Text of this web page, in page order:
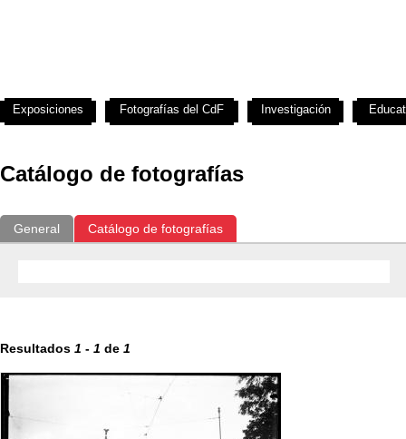
Catálogo de fotografías
General Catálogo de fotografías
Resultados 1 - 1 de 1
Exposiciones Fotografías del CdF Investigación